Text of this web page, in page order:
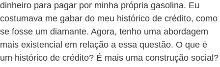
dinheiro para pagar por minha própria gasolina. Eu
costumava me gabar do meu histórico de crédito, como
se fosse um diamante. Agora, tenho uma abordagem
mais existencial em relação a essa questão. O que é
um histórico de crédito? É mais uma construção social?